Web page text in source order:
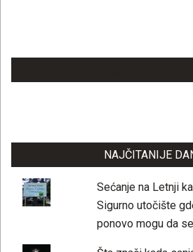
NAJČITANIJE
Sećanje na Letnji
Sigurno utočište
ponovo mogu da